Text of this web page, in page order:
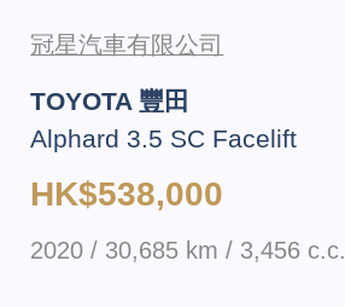
冠星汽車有限公司
TOYOTA 豐田
Alphard 3.5 SC Facelift
HK$538,000
2020 / 30,685 km / 3,456 c.c.